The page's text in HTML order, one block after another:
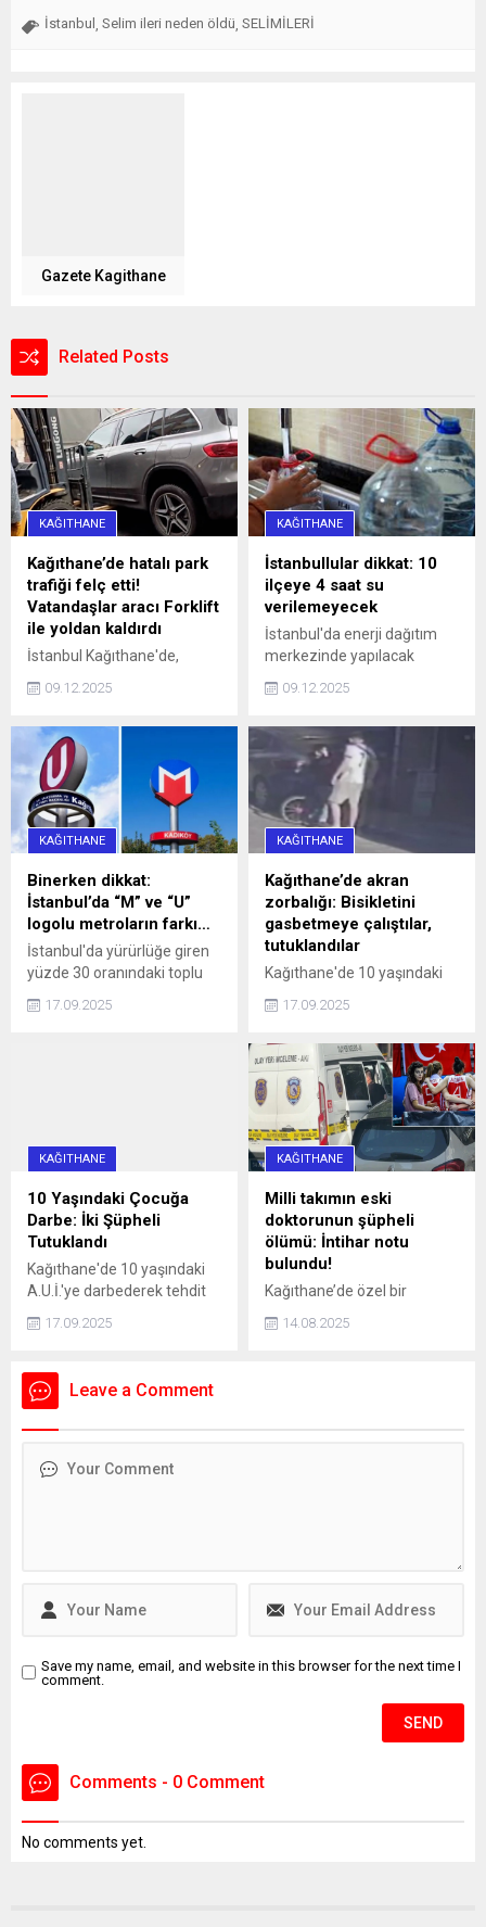
İstanbul , Selim ileri neden öldü, SELİMİLERİ
Gazete Kagithane
Related Posts
KAĞITHANE
Kağıthane’de hatalı park
trafiği felç etti!
Vatandaşlar aracı Forklift
ile yoldan kaldırdı
İstanbul Kağıthane'de,
saat 16.00 sularında 34 SS
hatalı park nedeniyle
caddeyi araç trafiğine
kapattı. Araç sürücüleri ile
halk otobüsündeki
yurttaşlar, uzun bir süre
aracın sürücüsüne
ulaşmaya ...
09.12.2025
KAĞITHANE
İstanbullular dikkat: 10
ilçeye 4 saat su
verilemeyecek
İstanbul'da enerji dağıtım
merkezinde yapılacak
10 ilçeye 4 saat su
09.12.2025
KAĞITHANE
Binerken dikkat:
İstanbul’da “M” ve “U”
logolu metroların farkı…
İstanbul'da yürürlüğe giren
yüzde 30 oranındaki toplu
ulaşım zammı, 'U' logolu
metrolar ve Marmaray'da
17.09.2025
KAĞITHANE
Kağıthane’de akran
zorbalığı: Bisikletini
gasbetmeye çalıştılar,
tutuklandılar
Kağıthane'de 10 yaşındaki
çocuğun bisikletini
gasbetmeye çalışan 16 ve
darbettikleri gerekçesiyle
tutuklandı.
17.09.2025
KAĞITHANE
10 Yaşındaki Çocuğa
Darbe: İki Şüpheli
Tutuklandı
Kağıthane'de 10 yaşındaki
A.U.İ.'ye darbederek tehdit
bir aracın çarpmasına neden
yaşındaki E.S. gözaltına
alındı. Şüpheliler, adliyeye
17.09.2025
KAĞITHANE
Milli takımın eski
doktorunun şüpheli
ölümü: İntihar notu
bulundu!
Kağıthane’de özel bir
olarak görev yapan doktor
intiharımı erteledim" yazılı
14.08.2025
Leave a Comment
Save my name, email, and website in this browser for the next time I
comment.
Comments - 0 Comment
No comments yet.